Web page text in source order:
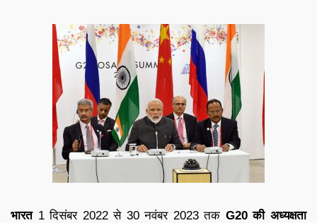
भारत 1 दिसंबर 2022 से 30 नवंबर 2023 तक G20 की अध्यक्षता